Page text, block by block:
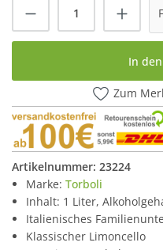
Produkt Anzahl:
In
Zum
Artikelnummer: 23224
Marke: Torboli
Inhalt: 1 Liter,
Italienisches
Klassischer Limoncello